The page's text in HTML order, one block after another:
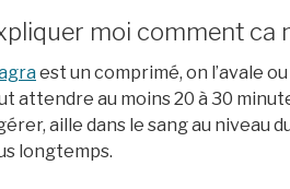
moi comment ca
est un comprimé, on l’avale
attendre au moins 20 à 30
aille dans le sang au niveau
longtemps.